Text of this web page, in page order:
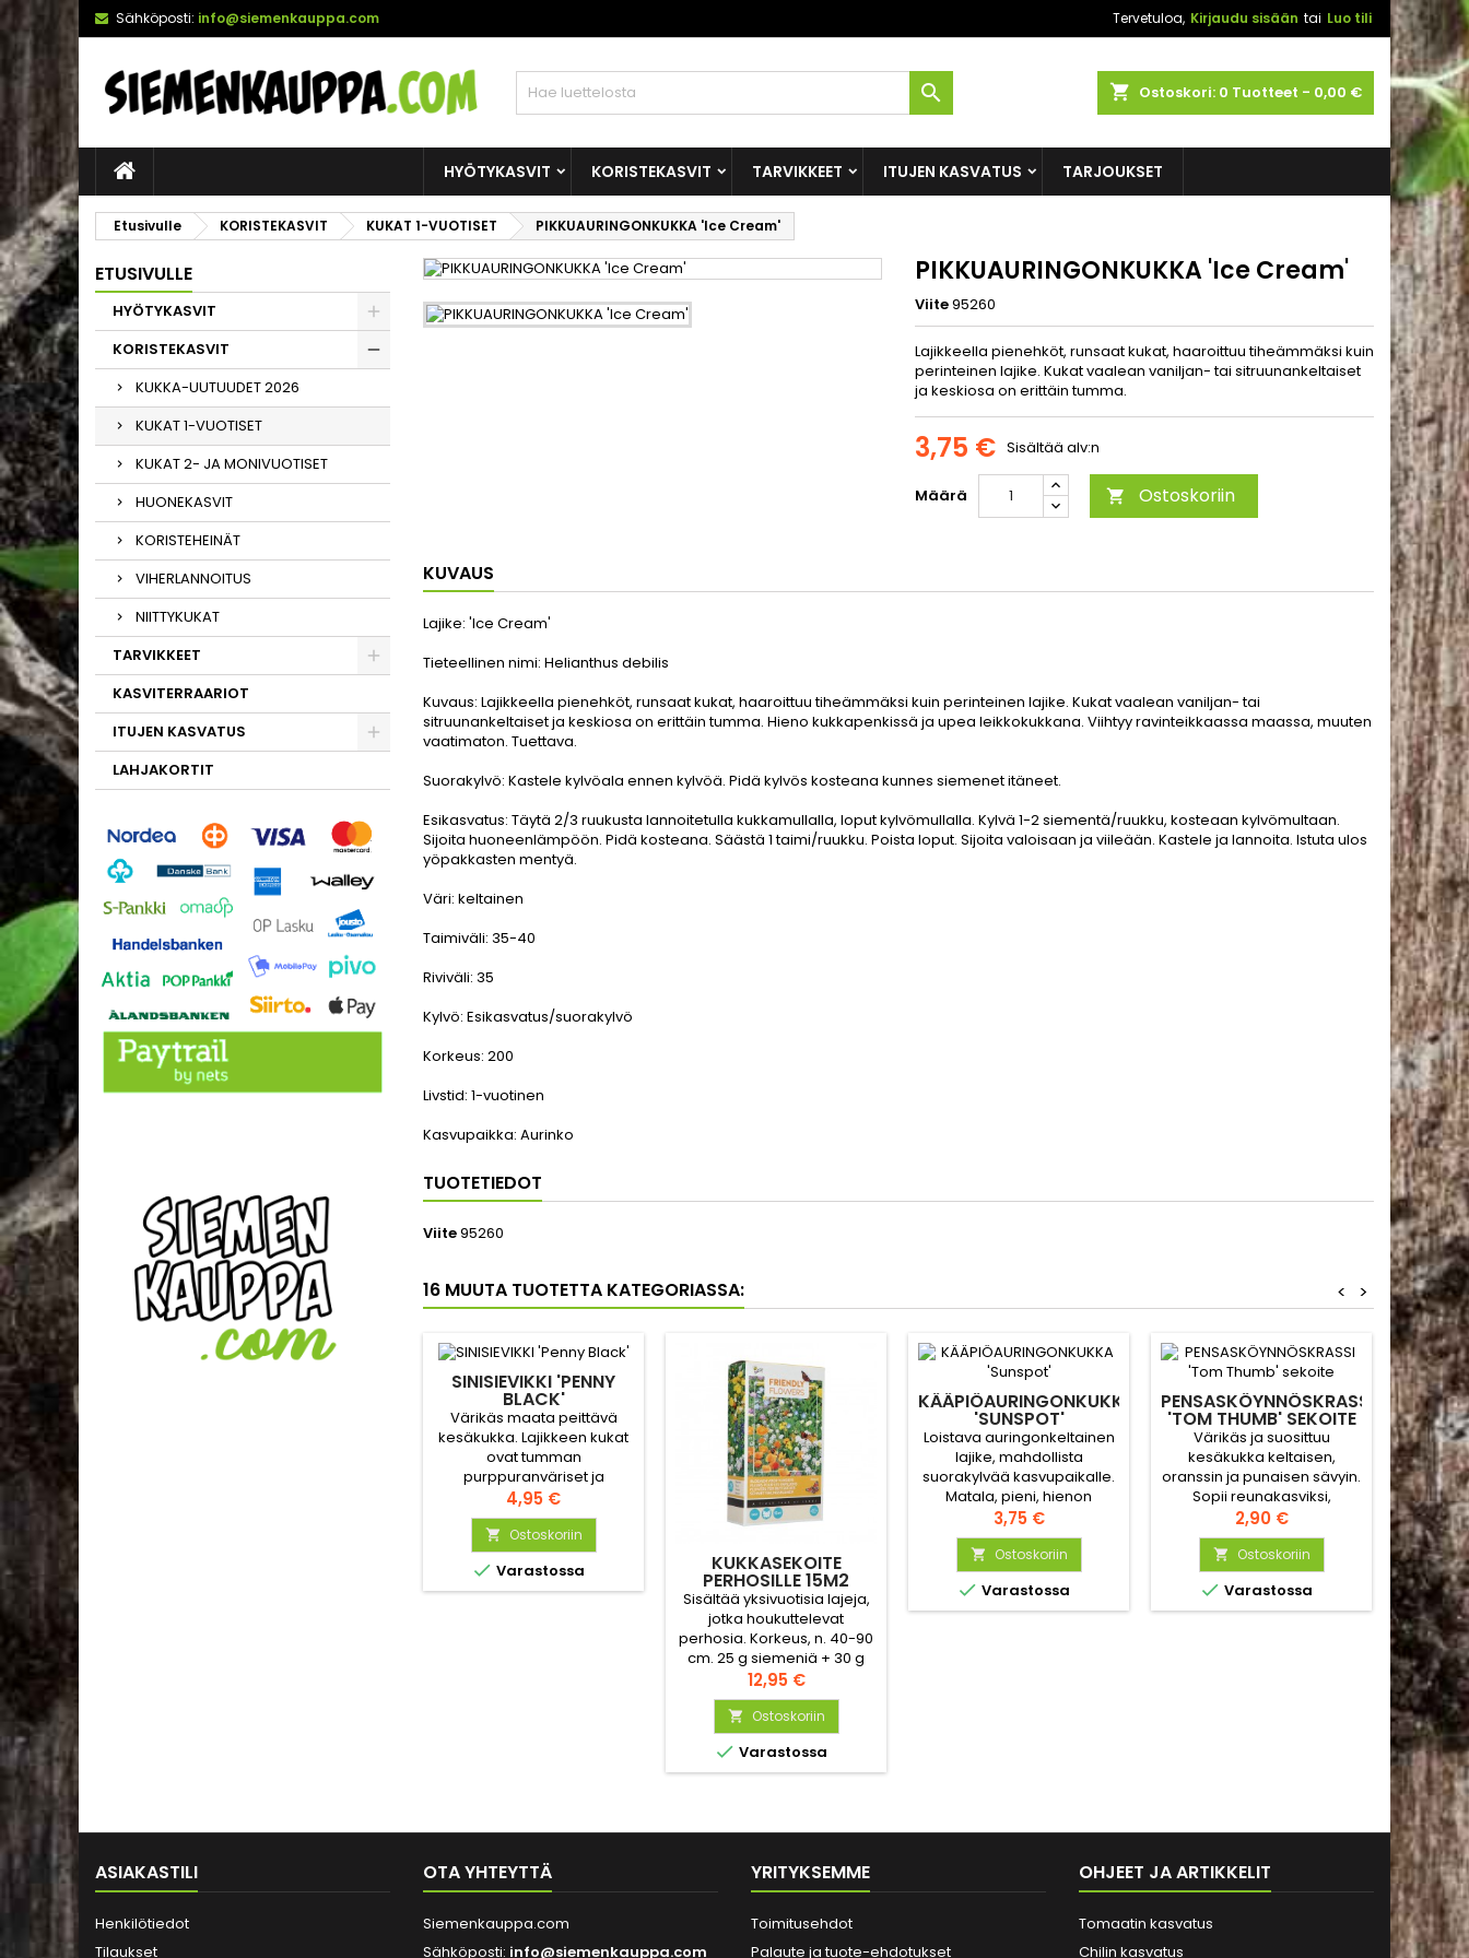
Sähköposti: info@siemenkauppa.com Tervetuloa, Kirjaudu sisään tai Luo tili
shopping_cart Ostoskori: 0 Tuotteet - 0,00 €

HYÖTYKASVIT KORISTEKASVIT TARVIKKEET ITUJEN KASVATUS TARJOUKSET
Etusivulle KORISTEKASVIT KUKAT 1-VUOTISET PIKKUAURINGONKUKKA 'Ice Cream'
ETUSIVULLE
HYÖTYKASVIT
KORISTEKASVIT
KUKKA-UUTUUDET 2026
KUKAT 1-VUOTISET
KUKAT 2- JA MONIVUOTISET
HUONEKASVIT
KORISTEHEINÄT
VIHERLANNOITUS
NIITTYKUKAT
TARVIKKEET
KASVITERRAARIOT
ITUJEN KASVATUS
LAHJAKORTIT
PIKKUAURINGONKUKKA 'Ice Cream'
Viite95260
Lajikkeella pienehköt, runsaat kukat, haaroittuu tiheämmäksi kuin
perinteinen lajike. Kukat vaalean vaniljan- tai sitruunankeltaiset
ja keskiosa on erittäin tumma.
3,75 € Sisältää alv:n
Määrä  Ostoskoriin
KUVAUS
Lajike: 'Ice Cream'
Tieteellinen nimi: Helianthus debilis
Kuvaus: Lajikkeella pienehköt, runsaat kukat, haaroittuu tiheämmäksi kuin perinteinen lajike. Kukat vaalean vaniljan- tai
sitruunankeltaiset ja keskiosa on erittäin tumma. Hieno kukkapenkissä ja upea leikkokukkana. Viihtyy ravinteikkaassa maassa, muuten
vaatimaton. Tuettava.
Suorakylvö: Kastele kylvöala ennen kylvöä. Pidä kylvös kosteana kunnes siemenet itäneet.
Esikasvatus: Täytä 2/3 ruukusta lannoitetulla kukkamullalla, loput kylvömullalla. Kylvä 1-2 siementä/ruukku, kosteaan kylvömultaan.
Sijoita huoneenlämpöön. Pidä kosteana. Säästä 1 taimi/ruukku. Poista loput. Sijoita valoisaan ja viileään. Kastele ja lannoita. Istuta ulos
yöpakkasten mentyä.
Väri: keltainen
Taimiväli: 35-40
Riviväli: 35
Kylvö: Esikasvatus/suorakylvö
Korkeus: 200
Livstid: 1-vuotinen
Kasvupaikka: Aurinko
TUOTETIEDOT
Viite95260
16 MUUTA TUOTETTA KATEGORIASSA: >
<
SINISIEVIKKI 'PENNY
BLACK'
Värikäs maata peittävä
kesäkukka. Lajikkeen kukat
ovat tumman
purppuranväriset ja
näyttävät lähes mustilta.
Kukan reunassa oleva
hopeanvalkea väri
korostaa sen tummuutta.
Hinta
4,95 €
 Ostoskoriin
 Varastossa KUKKASEKOITE
PERHOSILLE 15M2
'BUZZY'
Sisältää yksivuotisia lajeja,
jotka houkuttelevat
perhosia. Korkeus, n. 40-90
cm. 25 g siemeniä + 30 g
sidosainetta helpottamaan
kylvöä, riittää n. 15 m²:lle.
Hinta
12,95 €
 Ostoskoriin
 Varastossa
KÄÄPIÖAURINGONKUKKA
'SUNSPOT'
Loistava auringonkeltainen
lajike, mahdollista
suorakylvää kasvupaikalle.
Matala, pieni, hienon
haaroittunut taimi tekee
varhain useita 10 cm
auringonkeltaisia kukkia.
Hinta
3,75 €
 Ostoskoriin
 Varastossa
PENSASKÖYNNÖSKRASSI
'TOM THUMB' SEKOITE
Värikäs ja suosittuu
kesäkukka keltaisen,
oranssin ja punaisen sävyin.
Sopii reunakasviksi,
parvekelaatikkoon ja
kukkapenkkiin.
Hinta
2,90 €
 Ostoskoriin
 Varastossa
OF
Tekee
Kukka

ASIAKASTILI
Henkilötiedot
Tilaukset
OTA YHTEYTTÄ
Siemenkauppa.com
Sähköposti: info@siemenkauppa.com
YRITYKSEMME
Toimitusehdot
Palaute ja tuote-ehdotukset
OHJEET JA ARTIKKELIT
Tomaatin kasvatus
Chilin kasvatus